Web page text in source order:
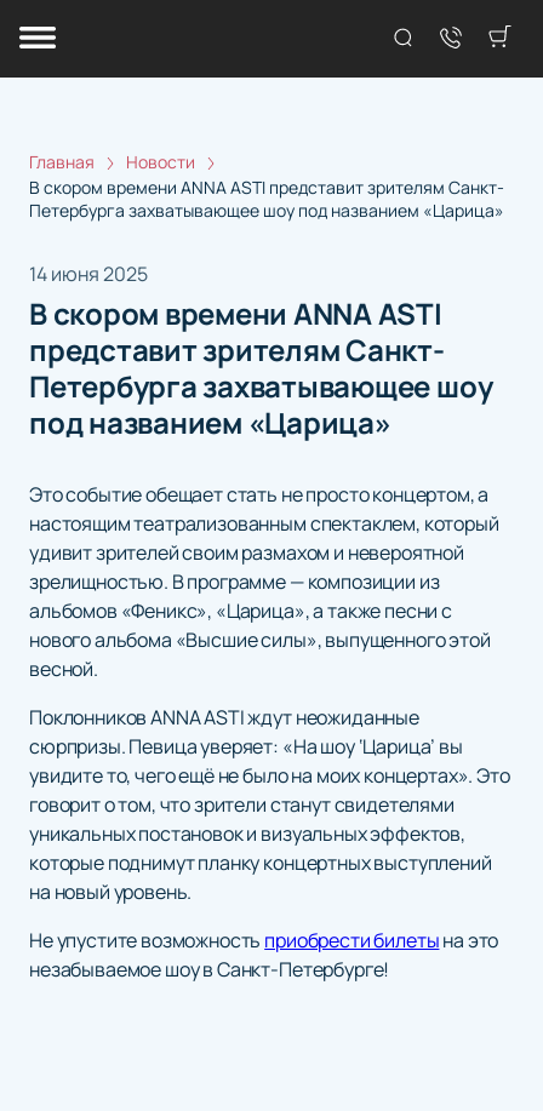
Главная
Новости
В скором времени ANNA ASTI представит зрителям Санкт-
Петербурга захватывающее шоу под названием «Царица»
14 июня 2025
В скором времени ANNA ASTI
представит зрителям Санкт-
Петербурга захватывающее шоу
под названием «Царица»
Это событие обещает стать не просто концертом, а
настоящим театрализованным спектаклем, который
удивит зрителей своим размахом и невероятной
зрелищностью. В программе — композиции из
альбомов «Феникс», «Царица», а также песни с
нового альбома «Высшие силы», выпущенного этой
весной.
Поклонников ANNA ASTI ждут неожиданные
сюрпризы. Певица уверяет: «На шоу ‘Царица’ вы
увидите то, чего ещё не было на моих концертах». Это
говорит о том, что зрители станут свидетелями
уникальных постановок и визуальных эффектов,
которые поднимут планку концертных выступлений
на новый уровень.
Не упустите возможность приобрести билетына это
незабываемое шоу в Санкт-Петербурге!